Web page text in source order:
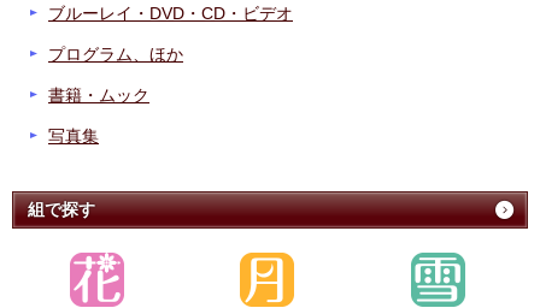
ブルーレイ・DVD・CD・ビデオ
プログラム、ほか
書籍・ムック
写真集
組で探す